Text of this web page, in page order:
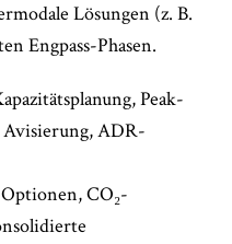
Lösungen (z. B.
Engpass-Phasen.
Peak-
Avisierung, ADR-
CO₂-